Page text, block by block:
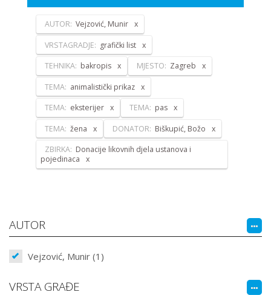
AUTOR: Vejzović, Munir
VRSTAGRADJE: grafički list
TEHNIKA: bakropis MJESTO: Zagreb
TEMA: animalistički prikaz
TEMA: eksterijer TEMA: pas
TEMA: žena DONATOR: Biškupić, Božo
ZBIRKA: Donacije likovnih djela ustanova i
pojedinaca
AUTOR
Vejzović, Munir (1)
VRSTA GRAĐE